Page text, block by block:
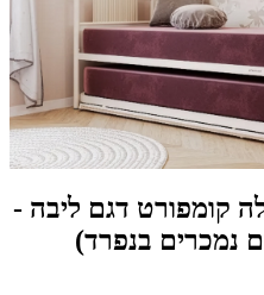
קומפורט דגם ליבה -
נמכרים בנפרד)